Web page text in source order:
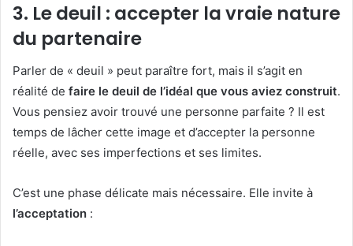
3. Le deuil : accepter la vraie nature
du partenaire
Parler de « deuil » peut paraître fort, mais il s’agit en
réalité de faire le deuil de l’idéal que vous aviez construit.
Vous pensiez avoir trouvé une personne parfaite ? Il est
temps de lâcher cette image et d’accepter la personne
réelle, avec ses imperfections et ses limites.
C’est une phase délicate mais nécessaire. Elle invite à
l’acceptation :